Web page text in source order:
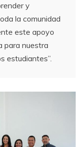
y
la comunidad
este apoyo
para nuestra
estudiantes”.